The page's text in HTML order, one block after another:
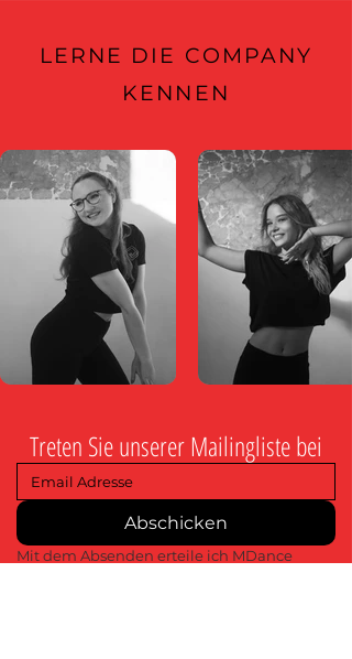
LERNE DIE COMPANY
KENNEN
Treten Sie unserer Mailingliste bei
Abschicken
Mit dem Absenden erteile ich MDance